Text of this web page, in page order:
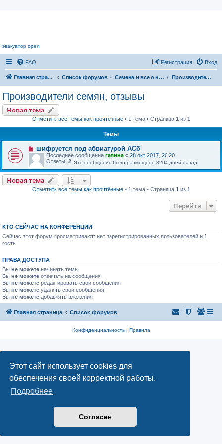
Этот сайт использует cookies для
обеспечения своей корректной работы.
Подробнее
Согласен
эвакуатор орел
FAQ Вход
Регистрация
Главная страница Список форумов Семена и все о них Производители семян, отзывы
Производители семян, отзывы
Новая тема
Отметить все темы как прочтённые• 1 тема • Страница 1 из 1
Темы
шифруется под абвиатурой АСб
Последнее сообщение галина « 28 окт 2017, 20:20
Ответы: 2 Это сообщение было размещено 3204 дней назад
Новая тема
Отметить все темы как прочтённые• 1 тема • Страница 1 из 1
Перейти
КТО СЕЙЧАС НА КОНФЕРЕНЦИИ
Сейчас этот форум просматривают: нет зарегистрированных пользователей и 1
гость
ПРАВА ДОСТУПА
Вы не можете начинать темы
Вы не можете отвечать на сообщения
Вы не можете редактировать свои сообщения
Вы не можете удалять свои сообщения
Вы не можете добавлять вложения
Главная страница Список форумов
Конфиденциальность| Правила